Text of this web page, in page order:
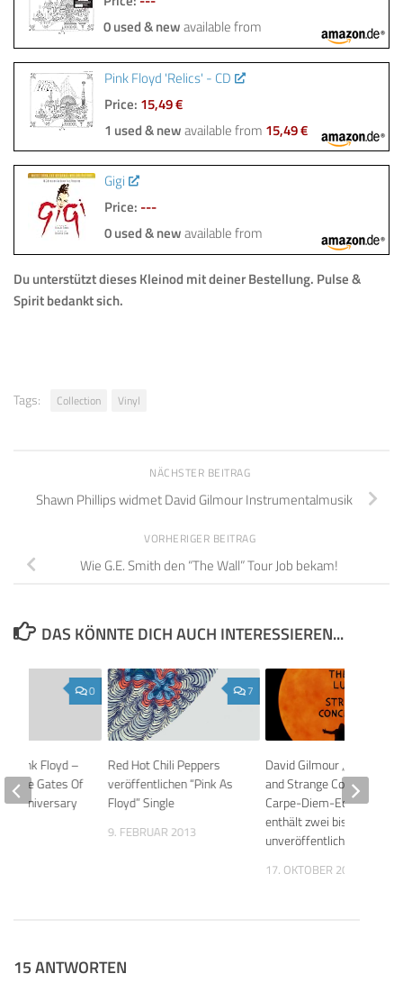
0 used & newavailable from
Pink Floyd 'Relics' - CD
Price: 15,49 €
1 used & newavailable from 15,49 €
Gigi
Price: ---
0 used & newavailable from
Du unterstützt dieses Kleinod mit deiner Bestellung. Pulse &
Spirit bedankt sich.
Tags: Collection Vinyl
NÄCHSTER BEITRAG
Shawn Phillips widmet David Gilmour Instrumentalmusik
VORHERIGER BEITRAG
Wie G.E. Smith den “The Wall” Tour Job bekam!
DAS KÖNNTE DICH AUCH INTERESSIEREN...
7
Red Hot Chili Peppers
veröffentlichen “Pink As
Floyd” Single
9. FEBRUAR 2013
David Gilmour „The Luck
and Strange Concerts“
Carpe-Diem-Edition
enthält zwei bisher
unveröffentlichte Demos.
17. OKTOBER 2025
0
Pink Floyd –
The Gates Of
Anniversary
15 ANTWORTEN